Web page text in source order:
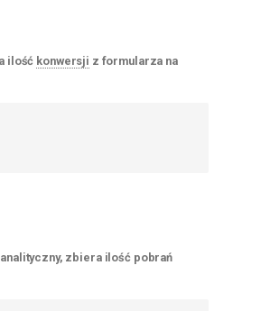
ilość konwersji z formularza na
zbiera ilość pobrań